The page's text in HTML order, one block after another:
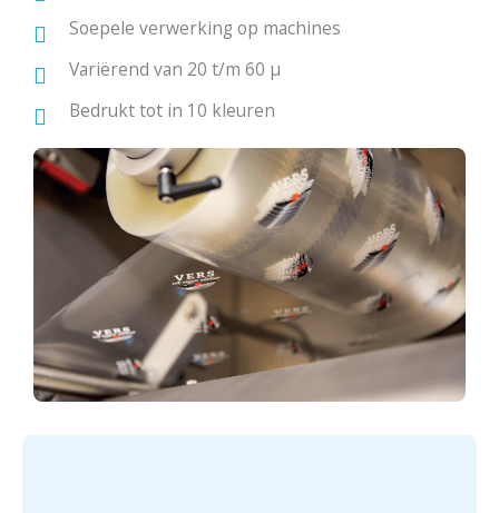
Soepele verwerking op machines
Variërend van 20 t/m 60 μ
Bedrukt tot in 10 kleuren